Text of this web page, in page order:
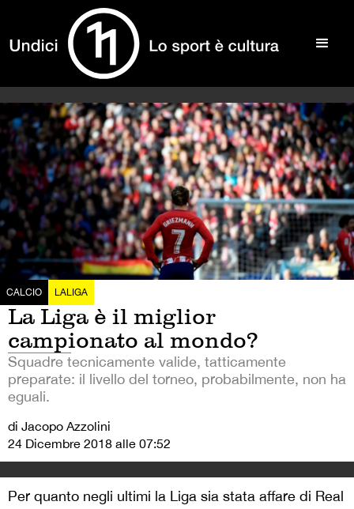
CALCIO LALIGA
La Liga è il miglior
campionato al mondo?
Squadre tecnicamente valide, tatticamente
preparate: il livello del torneo, probabilmente, non ha
eguali.
di Jacopo Azzolini
24 Dicembre 2018 alle 07:52
Per quanto negli ultimi la Liga sia stata affare di Real